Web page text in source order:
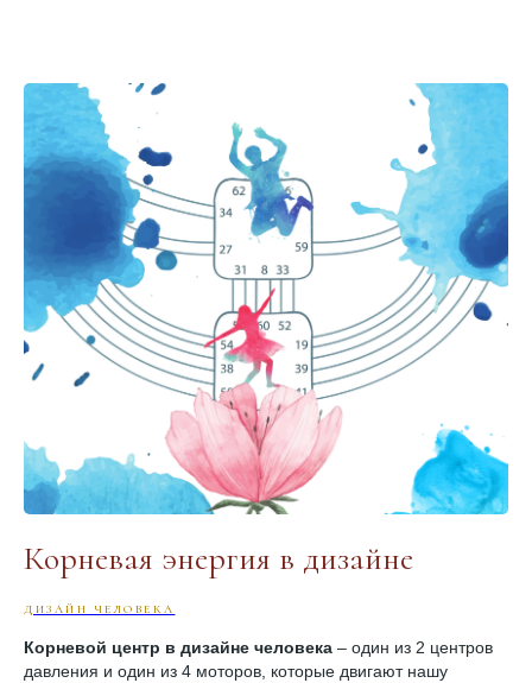
Корневая энергия в дизайне
ДИЗАЙН ЧЕЛОВЕКА
Корневой центр в дизайне человека – один из 2 центров
давления и один из 4 моторов, которые двигают нашу